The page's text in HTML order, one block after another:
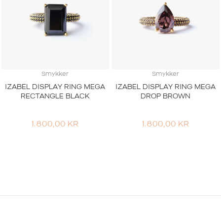
Smykker
IZABEL DISPLAY RING MEGA
RECTANGLE BLACK
1.800,00 KR
Smykker
IZABEL DISPLAY RING MEGA
DROP BROWN
1.800,00 KR